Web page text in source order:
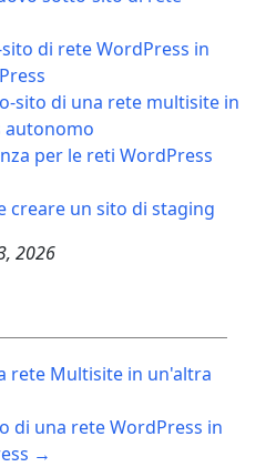
di rete WordPress in
sito di una rete multisite in
autonomo
per le reti WordPress
creare un sito di staging
2026
rete Multisite in un'altra
di una rete WordPress in
→